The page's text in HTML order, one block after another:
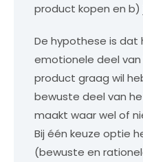
product kopen en
De hypothese is
emotionele deel
product graag wil
bewuste deel van
maakt waar wel of
Bij één keuze optie
(bewuste en